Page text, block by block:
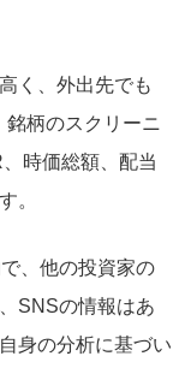
く、外出先でも
柄のスクリーニ
時価総額、配当
。
、他の投資家の
SNSの情報はあ
身の分析に基づい